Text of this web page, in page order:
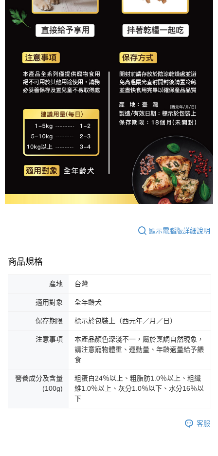
顯示電腦版詳細說明
商品規格
產地 台灣
適用對象 全年齡犬
保存期限 標示於包裝上（西元年／月／日）
注意事項
本產品顏色深淺不一，屬於烹調自然現象，
請注意寵物體重、運動量、年齡適量給予餵
食
營養成分及含量
(100g)
粗蛋白24％以上、粗脂肪1.0％以上、粗纖
維1.0％以上、灰分1.0％以下、水分16％以
下
客服